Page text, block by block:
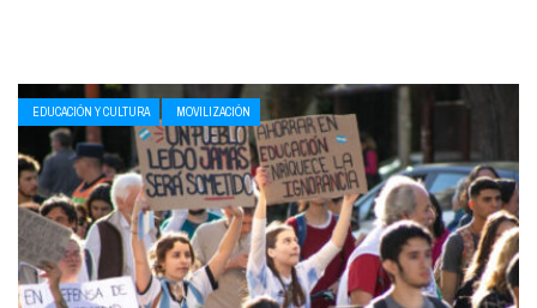
EDUCACIÓN Y CULTURA MOVILIZACIÓN